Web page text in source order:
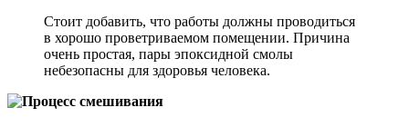
Стоит добавить, что работы должны проводиться
в хорошо проветриваемом помещении. Причина
очень простая, пары эпоксидной смолы
небезопасны для здоровья человека.